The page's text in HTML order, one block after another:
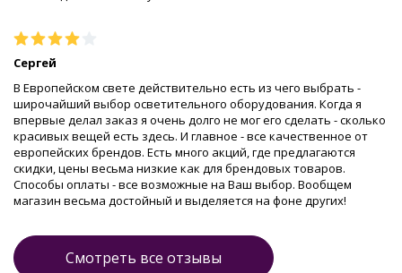
Сергей
В Европейском свете действительно есть из чего выбрать -
широчайший выбор осветительного оборудования. Когда я
впервые делал заказ я очень долго не мог его сделать - сколько
красивых вещей есть здесь. И главное - все качественное от
европейских брендов. Есть много акций, где предлагаются
скидки, цены весьма низкие как для брендовых товаров.
Способы оплаты - все возможные на Ваш выбор. Вообщем
магазин весьма достойный и выделяется на фоне других!
Смотреть все отзывы